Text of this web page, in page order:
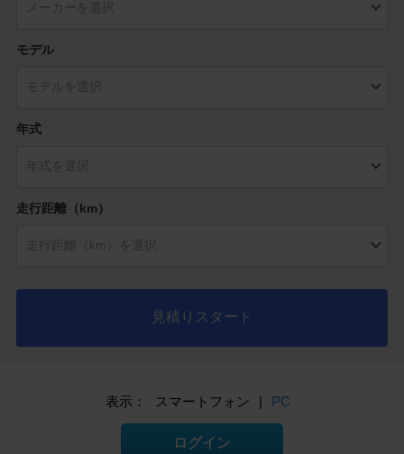
モデル
年式
走行距離（km）
見積りスタート
表示： スマートフォン | PC
ログイン